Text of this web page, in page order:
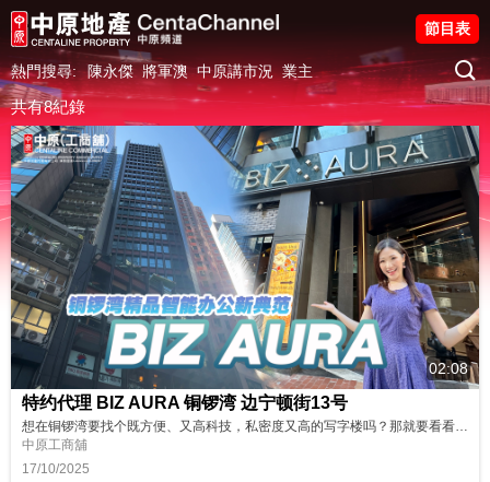
熱門搜尋: 陳永傑 將軍澳 中原講市況 業主
節目表
共有8紀錄
02:08
特约代理 BIZ AURA 铜锣湾 边宁顿街13号
中原工商舖
17/10/2025